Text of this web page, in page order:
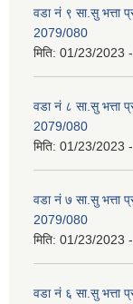
वडा नं ९ सा.सु भत्ता
2079/080
मिति: 01/23/2023
वडा नं ८ सा.सु भत्ता
2079/080
मिति: 01/23/2023
वडा नं ७ सा.सु भत्ता
2079/080
मिति: 01/23/2023
वडा नं ६ सा.सु भत्ता